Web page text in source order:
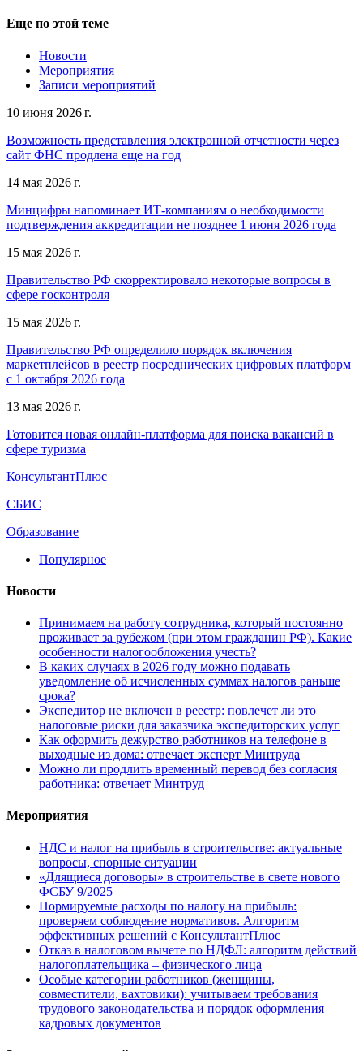
Еще по этой теме
Новости
Мероприятия
Записи мероприятий
10 июня 2026 г.
Возможность представления электронной отчетности через
сайт ФНС продлена еще на год
14 мая 2026 г.
Минцифры напоминает ИТ-компаниям о необходимости
подтверждения аккредитации не позднее 1 июня 2026 года
15 мая 2026 г.
Правительство РФ скорректировало некоторые вопросы в
сфере госконтроля
15 мая 2026 г.
Правительство РФ определило порядок включения
маркетплейсов в реестр посреднических цифровых платформ
с 1 октября 2026 года
13 мая 2026 г.
Готовится новая онлайн-платформа для поиска вакансий в
сфере туризма
КонсультантПлюс
СБИС
Образование
Популярное
Новости
Принимаем на работу сотрудника, который постоянно
проживает за рубежом (при этом гражданин РФ). Какие
особенности налогообложения учесть?
В каких случаях в 2026 году можно подавать
уведомление об исчисленных суммах налогов раньше
срока?
Экспедитор не включен в реестр: повлечет ли это
налоговые риски для заказчика экспедиторских услуг
Как оформить дежурство работников на телефоне в
выходные из дома: отвечает эксперт Минтруда
Можно ли продлить временный перевод без согласия
работника: отвечает Минтруд
Мероприятия
НДС и налог на прибыль в строительстве: актуальные
вопросы, спорные ситуации
«Длящиеся договоры» в строительстве в свете нового
ФСБУ 9/2025
Нормируемые расходы по налогу на прибыль:
проверяем соблюдение нормативов. Алгоритм
эффективных решений с КонсультантПлюс
Отказ в налоговом вычете по НДФЛ: алгоритм действий
налогоплательщика – физического лица
Особые категории работников (женщины,
совместители, вахтовики): учитываем требования
трудового законодательства и порядок оформления
кадровых документов